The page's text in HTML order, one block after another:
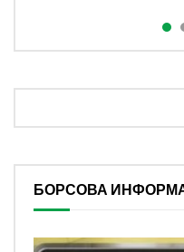
БОРСОВА